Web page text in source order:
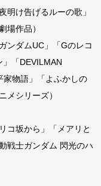
明け告げるルーの歌」
場作品）
ンダムUC」「Gのレコ
「DEVILMAN
家物語」「よふかしの
メシリーズ）
コ坂から」「メアリと
戦士ガンダム 閃光のハ